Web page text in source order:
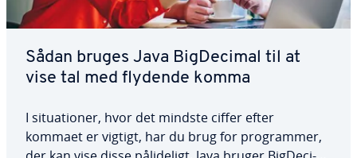
Sådan bruges Java Big­De­ci­mal til at
vise tal med flydende komma
I si­tu­a­tio­ner, hvor det mindste ciffer efter
kommaet er vigtigt, har du brug for pro­gram­mer,